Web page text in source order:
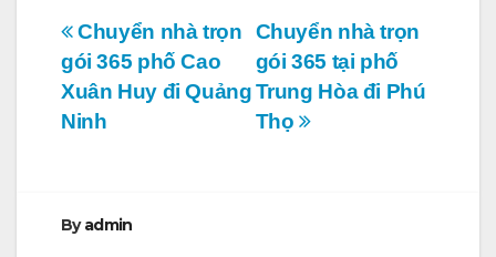
Điều
hướng
bài
Chuyển nhà trọn
gói 365 tại phố
Trung Hòa đi Phú
Thọ
Chuyển nhà trọn
gói 365 phố Cao
Xuân Huy đi Quảng
Ninh
Byadmin